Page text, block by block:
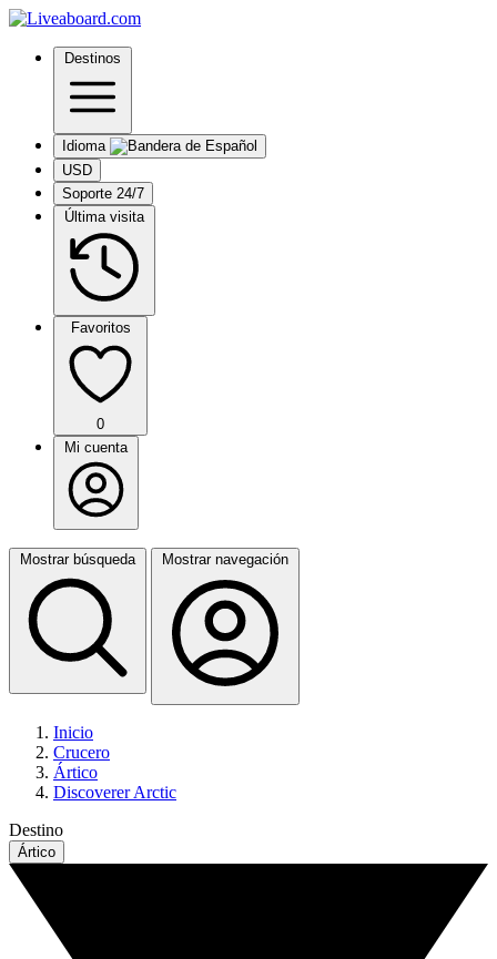
Destinos
Idioma
USD
Soporte 24/7
Última visita
Favoritos
0
Mi cuenta
Mostrar búsqueda Mostrar navegación
Inicio
Crucero
Ártico
Discoverer Arctic
Destino
Ártico